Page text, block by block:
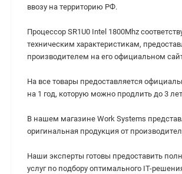
ввозу на территорию РФ.
Процессор SR1U0 Intel 1800Mhz
техническим характеристикам,
производителем на его официальном
На все товары предоставляется
на 1 год, которую можно продлить до 3
В нашем магазине Work Systems
оригинальная продукция от
Наши эксперты готовы предоставить
услуг по подбору оптимального IT-